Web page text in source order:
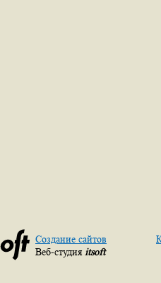
Создание сайтов
Веб-студия itsoft